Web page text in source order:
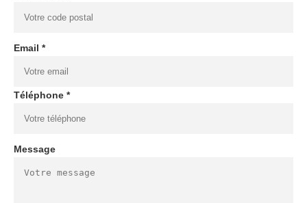
Email *
Téléphone *
Message